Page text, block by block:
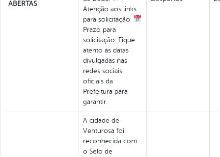
ABERTAS
Atenção aos links
para solicitação:
Prazo para
solicitação: Fique
atento às datas
divulgadas nas
redes sociais
oficiais da
Prefeitura para
garantir
A cidade de
Venturosa foi
reconhecida com
o Selo de